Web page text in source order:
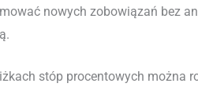
nowych zobowiązań bez
stóp procentowych można